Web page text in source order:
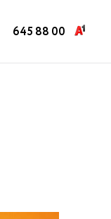
645 88 00